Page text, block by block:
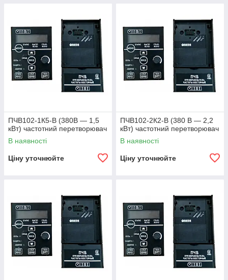
ПЧВ102-1К5-В (380В — 1,5
кВт) частотний перетворювач
В наявності
Ціну уточнюйте
ПЧВ102-2К2-В (380 В — 2,2
кВт) частотний перетворювач
В наявності
Ціну уточнюйте